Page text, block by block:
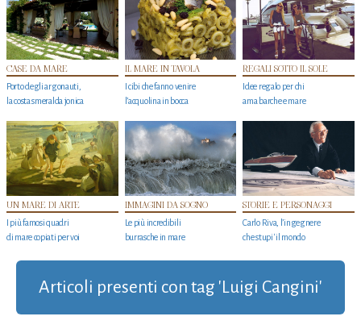
CASE DA MARE
Porto degli argonauti,
la costa smeralda jonica
IL MARE IN TAVOLA
I cibi che fanno venire
l’acquolina in bocca
REGALI SOTTO IL SOLE
Idee regalo per chi
ama barche e mare
UN MARE DI ARTE
I più famosi quadri
di mare copiati per voi
IMMAGINI DA SOGNO
Le più incredibili
burrasche in mare
STORIE E PERSONAGGI
Carlo Riva, l’ingegnere
che stupi' il mondo
Articoli presenti con tag 'Luigi Cangini'